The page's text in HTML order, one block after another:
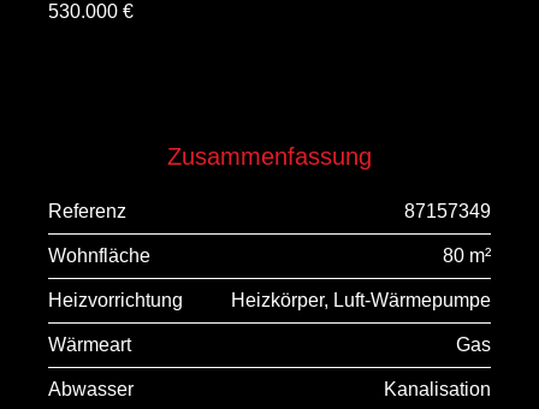
530.000 €
Zusammenfassung
Referenz 87157349
Wohnfläche 80 m²
Heizvorrichtung Heizkörper, Luft-Wärmepumpe
Wärmeart Gas
Abwasser Kanalisation